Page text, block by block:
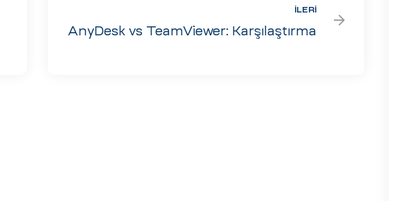
İLERI
AnyDesk vs TeamViewer: Karşılaştırma